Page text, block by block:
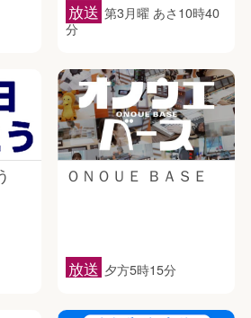
放送 第3月曜 あさ10時40
分
ＯＮＯＵＥ ＢＡＳＥ
放送 夕方5時15分